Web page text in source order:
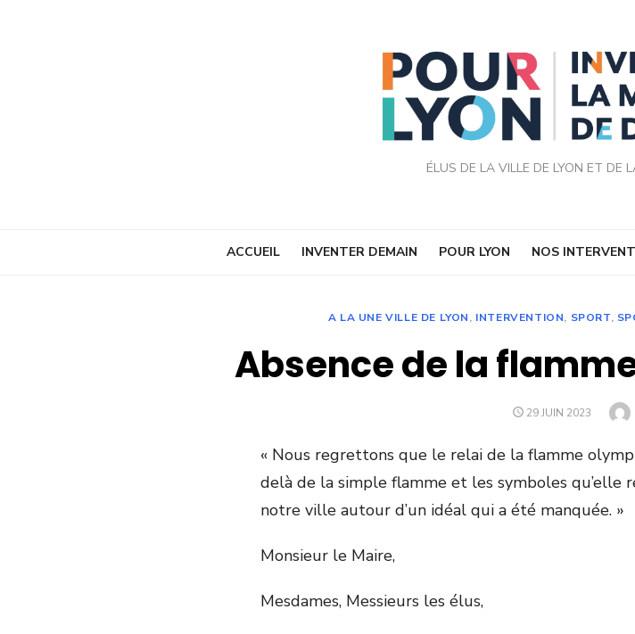
ÉLUS DE LA VILLE DE LYON ET DE
ACCUEIL INVENTER DEMAIN POUR LYON NOS
A LA UNE VILLE DE LYON, INTERVENTION, SPORT,
Absence de la
POSTED
29 JUIN 2023
« Nous regrettons que le relai de la flamme
delà de la simple flamme et les symboles qu’elle
notre ville autour d’un idéal qui a été manquée. »
Monsieur le Maire,
Mesdames, Messieurs les élus,